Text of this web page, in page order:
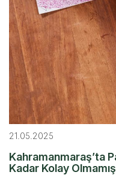
21.05.2025
Kahramanmaraş’ta
Kadar Kolay